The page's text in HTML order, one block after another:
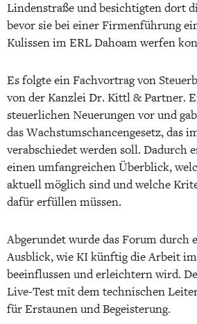
Lindenstraße und besichtigten dort
bevor sie bei einer Firmenführung
Kulissen im ERL Dahoam werfen
Es folgte ein Fachvortrag von
von der Kanzlei Dr. Kittl & Partner.
steuerlichen Neuerungen vor und
das Wachstumschancengesetz, das
verabschiedet werden soll. Dadurch
einen umfangreichen Überblick,
aktuell möglich sind und welche
dafür erfüllen müssen.
Abgerundet wurde das Forum durch
Ausblick, wie KI künftig die Arbeit
beeinflussen und erleichtern wird.
Live-Test mit dem technischen
für Erstaunen und Begeisterung.